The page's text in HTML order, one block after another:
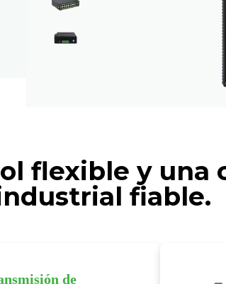
flexible y
fiable.
de